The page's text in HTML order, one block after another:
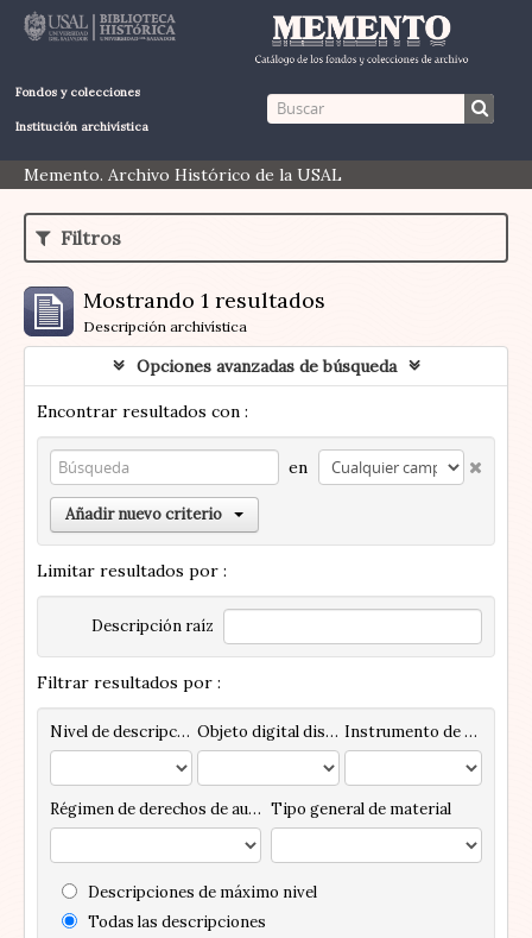
Fondos y colecciones
Institución archivística
Memento. Archivo Histórico de la USAL
Filtros
Mostrando 1 resultados
Descripción archivística
Opciones avanzadas de búsqueda
Encontrar resultados con :
en
Añadir nuevo criterio
Limitar resultados por :
Descripción raíz
Filtrar resultados por :
Nivel de descripción Objeto digital disponibles Instrumento de descripción
Régimen de derechos de autor Tipo general de material
Descripciones de máximo nivel
Todas las descripciones